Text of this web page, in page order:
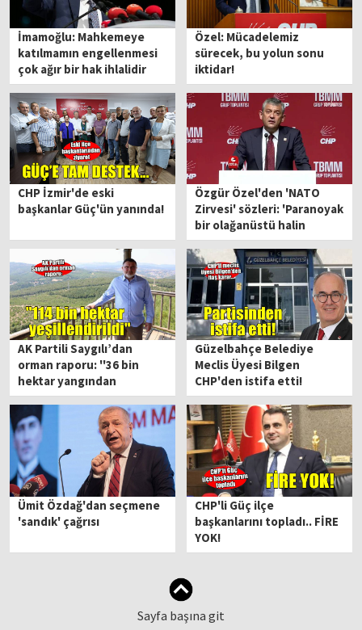
İmamoğlu: Mahkemeye
katılmamın engellenmesi
çok ağır bir hak ihlalidir
Özel: Mücadelemiz
sürecek, bu yolun sonu
iktidar!
CHP İzmir'de eski
başkanlar Güç'ün yanında!
Özgür Özel'den 'NATO
Zirvesi' sözleri: 'Paranoyak
bir olağanüstü halin
içindeyiz'
AK Partili Saygılı’dan
orman raporu: ''36 bin
hektar yangından
etkilendi, 114 bin hektar
yeşillendirildi''
Güzelbahçe Belediye
Meclis Üyesi Bilgen
CHP'den istifa etti!
Ümit Özdağ'dan seçmene
'sandık' çağrısı
CHP'li Güç ilçe
başkanlarını topladı.. FİRE
YOK!
Sayfa başına git